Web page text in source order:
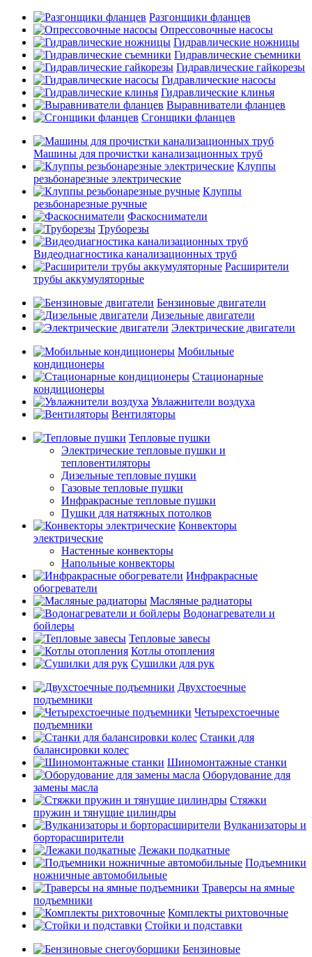
Разгонщики фланцев
Опрессовочные насосы
Гидравлические ножницы
Гидравлические съемники
Гидравлические гайкорезы
Гидравлические насосы
Гидравлические клинья
Выравниватели фланцев
Сгонщики фланцев
Машины для прочистки канализационных труб
Клуппы
резьбонарезные электрические
Клуппы
резьбонарезные ручные
Фаскосниматели
Труборезы
Видеодиагностика канализационных труб
Расширители
трубы аккумуляторные
Бензиновые двигатели
Дизельные двигатели
Электрические двигатели
Мобильные
кондиционеры
Стационарные
кондиционеры
Увлажнители воздуха
Вентиляторы
Тепловые пушки
Электрические тепловые пушки и
тепловентиляторы
Дизельные тепловые пушки
Газовые тепловые пушки
Инфракрасные тепловые пушки
Пушки для натяжных потолков
Конвекторы
электрические
Настенные конвекторы
Напольные конвекторы
Инфракрасные
обогреватели
Масляные радиаторы
Водонагреватели и
бойлеры
Тепловые завесы
Котлы отопления
Сушилки для рук
Двухстоечные
подъемники
Четырехстоечные
подъемники
Станки для
балансировки колес
Шиномонтажные станки
Оборудование для
замены масла
Стяжки
пружин и тянущие цилиндры
Вулканизаторы и
борторасширители
Лежаки подкатные
Подъемники
ножничные автомобильные
Траверсы на ямные
подъемники
Комплекты рихтовочные
Стойки и подставки
Бензиновые